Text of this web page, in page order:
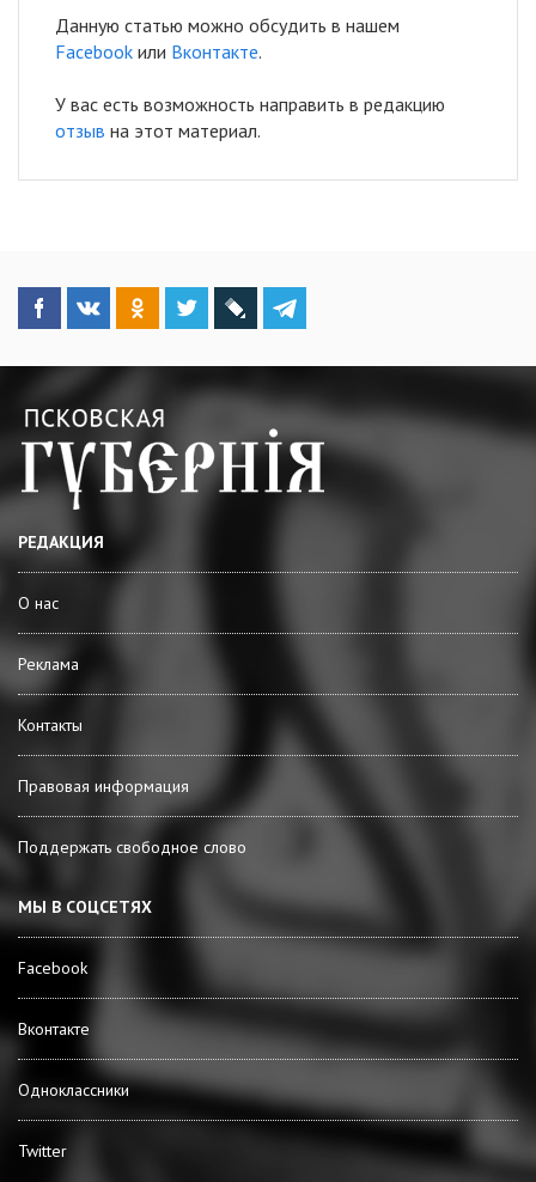
Данную статью можно обсудить в нашем
Facebook или Вконтакте.
У вас есть возможность направить в редакцию
отзыв на этот материал.
РЕДАКЦИЯ
О нас
Реклама
Контакты
Правовая информация
Поддержать свободное слово
МЫ В СОЦСЕТЯХ
Facebook
Вконтакте
Одноклассники
Twitter